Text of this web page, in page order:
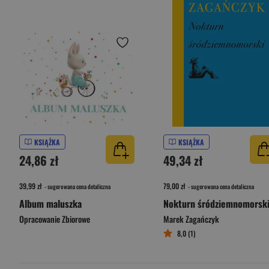
KSIĄŻKA
24,86 zł
39,99 zł - sugerowana cena detaliczna
Album maluszka
Opracowanie Zbiorowe
KSIĄŻKA
49,34 zł
79,00 zł - sugerowana cena detaliczna
Nokturn śródziemnomorski
Marek Zagańczyk
8,0 (1)